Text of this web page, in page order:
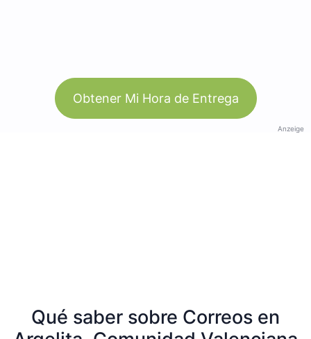
Obtener Mi Hora de Entrega
Anzeige
Qué saber sobre Correos en